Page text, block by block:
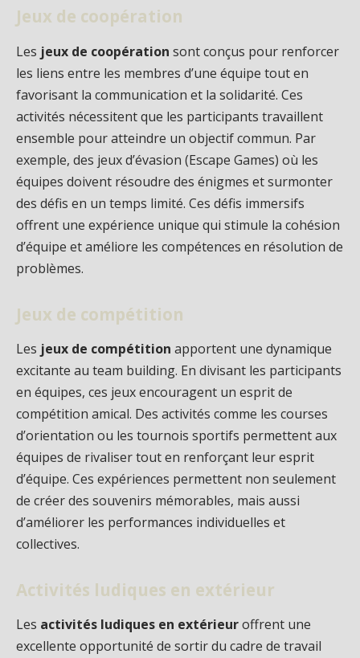
Jeux de coopération
Les jeux de coopération sont conçus pour renforcer
les liens entre les membres d’une équipe tout en
favorisant la communication et la solidarité. Ces
activités nécessitent que les participants travaillent
ensemble pour atteindre un objectif commun. Par
exemple, des jeux d’évasion (Escape Games) où les
équipes doivent résoudre des énigmes et surmonter
des défis en un temps limité. Ces défis immersifs
offrent une expérience unique qui stimule la cohésion
d’équipe et améliore les compétences en résolution de
problèmes.
Jeux de compétition
Les jeux de compétition apportent une dynamique
excitante au team building. En divisant les participants
en équipes, ces jeux encouragent un esprit de
compétition amical. Des activités comme les courses
d’orientation ou les tournois sportifs permettent aux
équipes de rivaliser tout en renforçant leur esprit
d’équipe. Ces expériences permettent non seulement
de créer des souvenirs mémorables, mais aussi
d’améliorer les performances individuelles et
collectives.
Activités ludiques en extérieur
Les activités ludiques en extérieuroffrent une
excellente opportunité de sortir du cadre de travail